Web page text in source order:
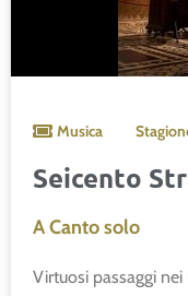
Musica
Seicento
A Canto solo
Virtuosi passaggi